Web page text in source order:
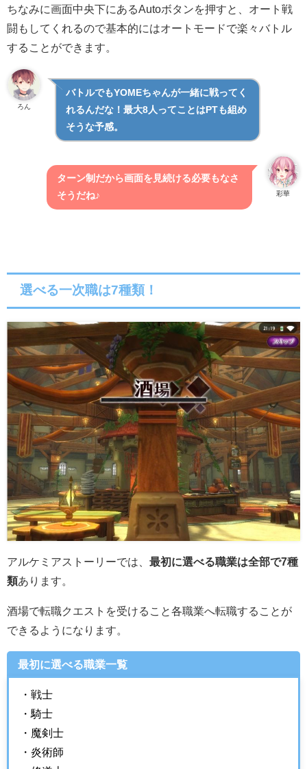
ちなみに画面中央下にあるAutoボタンを押すと、オート戦
闘もしてくれるので基本的にはオートモードで楽々バトル
することができます。
ろん
バトルでもYOMEちゃんが一緒に戦ってく
れるんだな！最大8人ってことはPTも組め
そうな予感。
彩華
ターン制だから画面を見続ける必要もなさ
そうだね♪
選べる一次職は7種類！
アルケミアストーリーでは、 最初に選べる職業は全部で7種
類あります。
酒場で転職クエストを受けること各職業へ転職することが
できるようになります。
最初に選べる職業一覧
・戦士
・騎士
・魔剣士
・炎術師